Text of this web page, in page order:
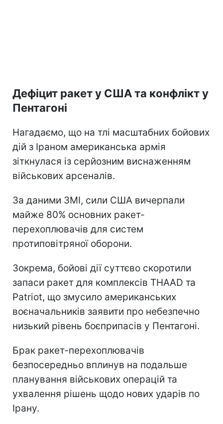
Дефіцит ракет у США та конфлікт у
Пентагоні
Нагадаємо, що на тлі масштабних бойових
дій з Іраном американська армія
зіткнулася із серйозним виснаженням
військових арсеналів.
За даними ЗМІ, сили США вичерпали
майже 80% основних ракет-
перехоплювачів для систем
протиповітряної оборони.
Зокрема, бойові дії суттєво скоротили
запаси ракет для комплексів THAAD та
Patriot, що змусило американських
воєначальників заявити про небезпечно
низький рівень боєприпасів у Пентагоні.
Брак ракет-перехоплювачів
безпосередньо вплинув на подальше
планування військових операцій та
ухвалення рішень щодо нових ударів по
Ірану.